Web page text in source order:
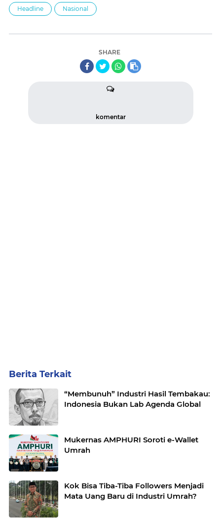
Headline Nasional
SHARE
komentar
Berita Terkait
“Membunuh” Industri Hasil Tembakau:
Indonesia Bukan Lab Agenda Global
Mukernas AMPHURI Soroti e-Wallet
Umrah
Kok Bisa Tiba-Tiba Followers Menjadi
Mata Uang Baru di Industri Umrah?